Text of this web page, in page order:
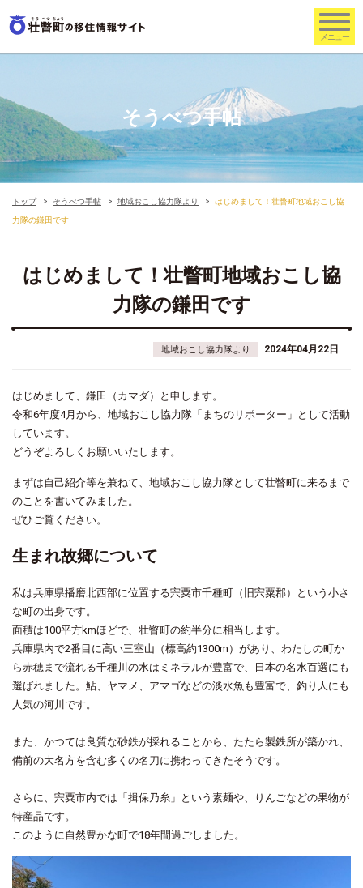
そうべつ手帖
トップ そうべつ手帖 地域おこし協力隊より はじめまして！壮瞥町地域おこし協
力隊の鎌田です
はじめまして！壮瞥町地域おこし協
力隊の鎌田です
地域おこし協力隊より 2024年04月22日
はじめまして、鎌田（カマダ）と申します。
令和6年度4月から、地域おこし協力隊「まちのリポーター」として活動
しています。
どうぞよろしくお願いいたします。
まずは自己紹介等を兼ねて、地域おこし協力隊として壮瞥町に来るまで
のことを書いてみました。
ぜひご覧ください。
生まれ故郷について
私は兵庫県播磨北西部に位置する宍粟市千種町（旧宍粟郡）という小さ
な町の出身です。
面積は100平方kmほどで、壮瞥町の約半分に相当します。
兵庫県内で2番目に高い三室山（標高約1300m）があり、わたしの町か
ら赤穂まで流れる千種川の水はミネラルが豊富で、日本の名水百選にも
選ばれました。鮎、ヤマメ、アマゴなどの淡水魚も豊富で、釣り人にも
人気の河川です。
また、かつては良質な砂鉄が採れることから、たたら製鉄所が築かれ、
備前の大名方を含む多くの名刀に携わってきたそうです。
さらに、宍粟市内では「揖保乃糸」という素麺や、りんごなどの果物が
特産品です。
このように自然豊かな町で18年間過ごしました。